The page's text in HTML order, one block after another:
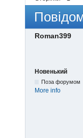
Roman399
Новенький
Поза форумом
More info